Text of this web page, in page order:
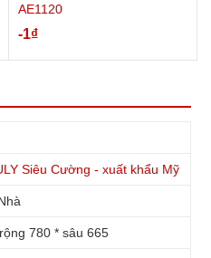
AE1120
-1₫
Siêu Cường - xuất khẩu Mỹ
780 * sâu 665